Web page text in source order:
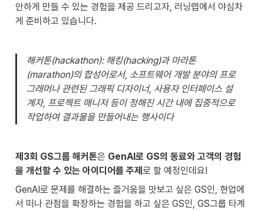
안하게 만들 수 있는 경험을 제공 드리고자, 러닝랩에서 야심차
게 준비하고 있습니다.
해커톤(hackathon): 해킹(hacking)과 마라톤
(marathon)의 합성어로서, 소프트웨어 개발 분야의 프로
그래머나 관련된 그래픽 디자이너, 사용자 인터페이스 설
계자, 프로젝트 매니저 등이 정해진 시간 내에 집중적으로
작업하여 결과물을 만들어내는 행사이다
제3회 GS그룹 해커톤은 GenAI로 GS의 동료와 고객의 경험
을 개선할 수 있는 아이디어를 주제 로 할 예정인데요!
GenAI로 문제를 해결하는 즐거움을 맛보고 싶은 GS인, 현업에
서 떠나 관점을 확장하는 경험을 하고 싶은 GS인, GS그룹 타계